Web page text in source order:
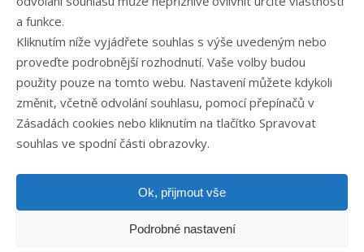
a funkce.
Kliknutím níže vyjádřete souhlas s výše uvedeným nebo
proveďte podrobnější rozhodnutí. Vaše volby budou
použity pouze na tomto webu. Nastavení můžete kdykoli
změnit, včetně odvolání souhlasu, pomocí přepínačů v
Zásadách cookies nebo kliknutím na tlačítko Spravovat
souhlas ve spodní části obrazovky.
Ok, přijmout vše
Podrobné nastavení
Podcast
Případové studie
Realizované zakázky
Slovník
Zaměstnání